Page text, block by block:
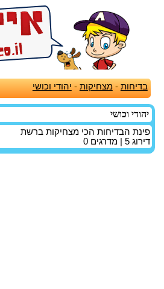
בדיחות -מצחיקות - יהודי וכושי
יהודי וכושי
פינת הבדיחות הכי מצחיקות ברשת
דירוג 5 | מדרגים 0